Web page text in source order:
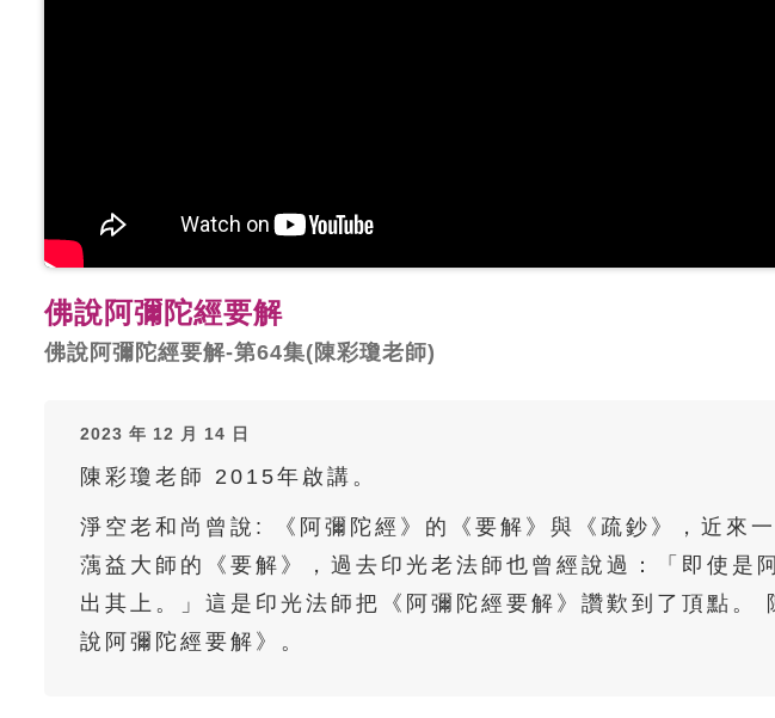
佛說阿彌陀經要解
佛說阿彌陀經要解-第64集(陳彩瓊老師)
2023 年 12 月 14 日
陳彩瓊老師 2015年啟講。
淨空老和尚曾說: 《阿彌陀經》的《要解》與《疏鈔》，近來
蕅益大師的《要解》，過去印光老法師也曾經說過：「即使是
出其上。」這是印光法師把《阿彌陀經要解》讚歎到了頂點
說阿彌陀經要解》。